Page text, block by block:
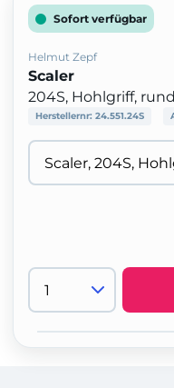
Sofort verfügbar
Helmut Zepf
Scaler
204S, Hohlgriff, rund
Herstellernr: 24.551.24S